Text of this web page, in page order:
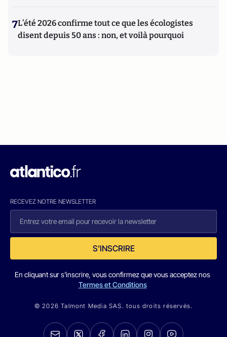
7L’été 2026 confirme tout ce que les écologistes
disent depuis 50 ans : non, et voilà pourquoi
RECEVEZ NOTRE NEWSLETTER
S'INSCRIRE
En cliquant sur s'inscrire, vous confirmez que vous acceptez nos
Termes et Conditions
© 2026 Talmont Media SAS. tous droits réservés.